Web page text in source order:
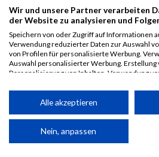
Laufen oder Walken beim
Wir und unsere Partner verarbeiten
der Website zu analysieren und
Speichern von oder Zugriff auf Informationen
Verwendung reduzierter Daten zur Auswahl
von Profilen für personalisierte Werbung.
Auswahl personalisierter Werbung. Erstellung
Personalisierung von Inhalten. Verwendung
Performance von Inhalten. Analyse von
Kombinationen von Daten aus verschiedenen
von Inhalten.
Daten können außerhalb der Europäischen
Alle akzeptieren
Nein, anpassen